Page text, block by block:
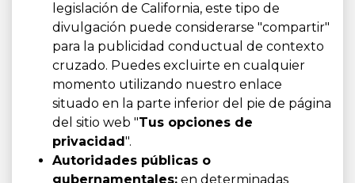
legislación de California, este tipo de
divulgación puede considerarse "compartir"
para la publicidad conductual de contexto
cruzado. Puedes excluirte en cualquier
momento utilizando nuestro enlace
situado en la parte inferior del pie de página
del sitio web "Tus opciones de
privacidad ".
Autoridades públicas o
gubernamentales: en determinadas